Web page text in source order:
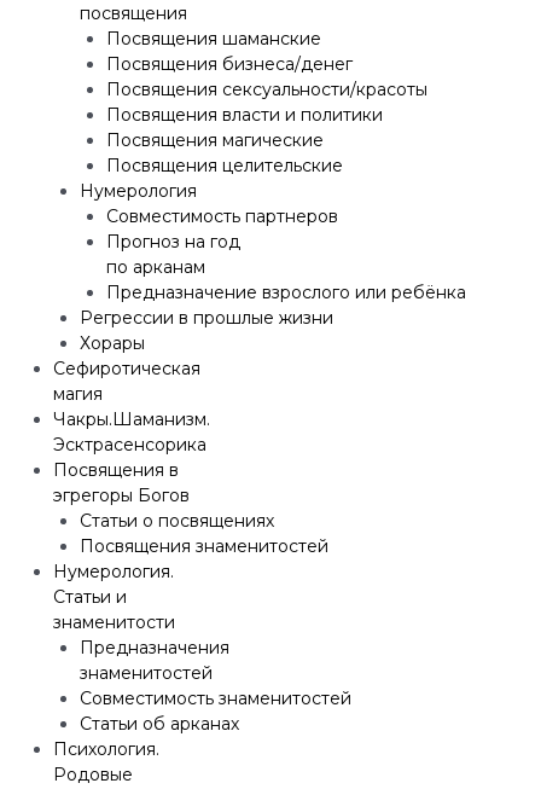
посвящения
Посвящения шаманские
Посвящения бизнеса/денег
Посвящения сексуальности/красоты
Посвящения власти и политики
Посвящения магические
Посвящения целительские
Нумерология
Совместимость партнеров
Прогноз на год
по арканам
Предназначение взрослого или ребёнка
Регрессии в прошлые жизни
Хорары
Сефиротическая
магия
Чакры.Шаманизм.
Эсктрасенсорика
Посвящения в
эгрегоры Богов
Статьи о посвящениях
Посвящения знаменитостей
Нумерология.
Статьи и
знаменитости
Предназначения
знаменитостей
Совместимость знаменитостей
Статьи об арканах
Психология.
Родовые